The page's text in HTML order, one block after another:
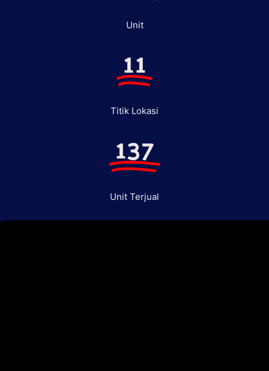
Unit
11
Titik Lokasi
137
Unit Terjual